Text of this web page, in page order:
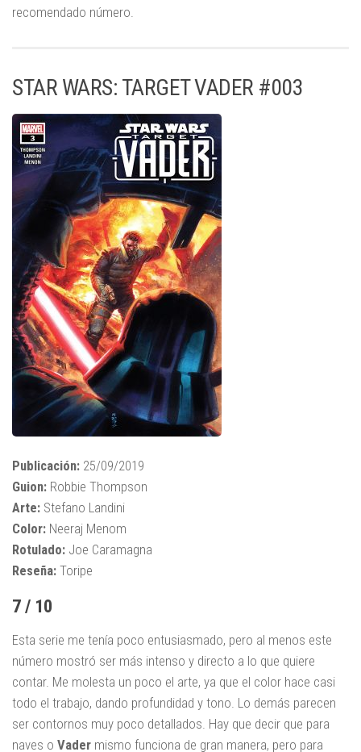
recomendado número.
STAR WARS: TARGET VADER #003
Publicación: 25/09/2019
Guion: Robbie Thompson
Arte: Stefano Landini
Color: Neeraj Menom
Rotulado: Joe Caramagna
Reseña: Toripe
7 / 10
Esta serie me tenía poco entusiasmado, pero al menos este
número mostró ser más intenso y directo a lo que quiere
contar. Me molesta un poco el arte, ya que el color hace casi
todo el trabajo, dando profundidad y tono. Lo demás parecen
ser contornos muy poco detallados. Hay que decir que para
naves o Vader mismo funciona de gran manera, pero para